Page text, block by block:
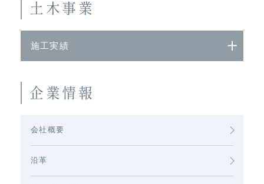
土木事業
施工実績
企業情報
会社概要
沿革